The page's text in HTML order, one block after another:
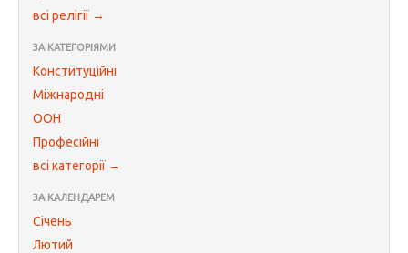
всі релігії →
ЗА КАТЕГОРІЯМИ
Конституційні
Міжнародні
ООН
Професійні
всі категорії →
ЗА КАЛЕНДАРЕМ
Січень
Лютий